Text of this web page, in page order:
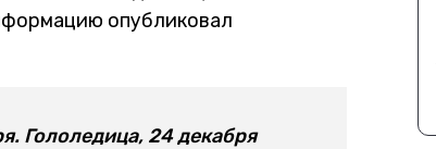
опубликовал
Гололедица, 24 декабря